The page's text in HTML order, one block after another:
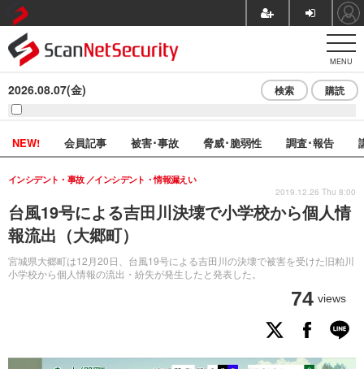
MENU
2026.08.07(金) 検索 購読
NEW! 会員記事 被害･事故 脅威･脆弱性 調査･報告
台風19号による吉田川決壊で小学校から個人情
報流出（大郷町）
宮城県大郷町は12月20日、台風19号による吉田川の決壊で被害を受けた旧粕川
小学校から個人情報の流出・紛失が発生したと発表した。
インシデント・事故 インシデント・情報漏えい
74 views
2019.12.26 Thu 8:00